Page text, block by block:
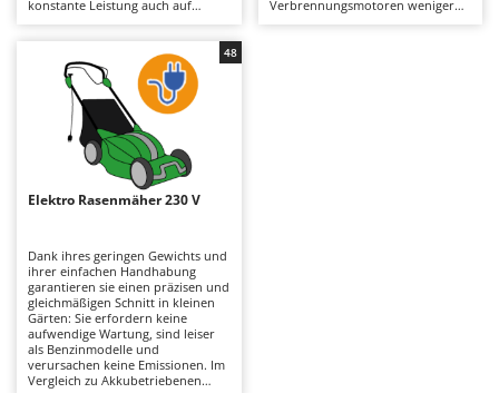
Aufschnittmaschinen
Auslegemulcher für Traktoren
Äxte - Beile und Spalthammer
Balkenmäher
Bandsägen
Batterieladegeräte - Starthilfegeräte
Baumscheren - pneumatisch
Baumstumpffräsen
Bindezangen - elektrisch
Bodenfräsen für Traktor
Archman
Ardes
Argo
Ariete
Attila
Ausonia
Awelco
B
Baesso
Bahco
konstante Leistung auch auf
Elektro- oder Akkustrom-
Modellen dadurch, dass sie
leistungsstärker sind und etwas
dichteres Gras bewältigen können.
Um ihre Effizienz zu erhalten,
müssen Luftfilter, Öl und
Zündkerzen regelmäßig überprüft
Verbrennungsmotoren weniger
Elektro Rasenmäher 230 V
Dank ihres geringen Gewichts und
ihrer einfachen Handhabung
garantieren sie einen präzisen und
gleichmäßigen Schnitt in kleinen
Gärten: Sie erfordern keine
aufwendige Wartung, sind leiser
als Benzinmodelle und
verursachen keine Emissionen. Im
Vergleich zu Akkubetriebenen
48